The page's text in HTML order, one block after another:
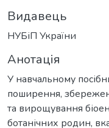
Видавець
НУБіП України
Анотація
У навчальному
поширення,
та вирощування
ботанічних родин,